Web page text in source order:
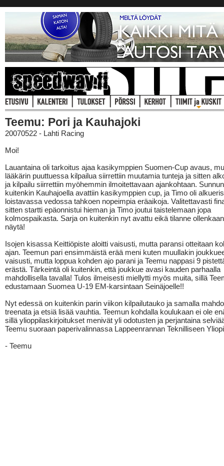
Teemu: Pori ja Kauhajoki
20070522 - Lahti Racing
Moi!
Lauantaina oli tarkoitus ajaa kasikymppien Suomen-Cup avaus,
lääkärin puuttuessa kilpailua siirrettiin muutamia tunteja ja sitten
ja kilpailu siirrettiin myöhemmin ilmoitettavaan ajankohtaan.
kuitenkin Kauhajoella avattiin kasikymppien cup, ja Timo oli
loistavassa vedossa tahkoen nopeimpia eräaikoja. Valitettavasti
sitten startti epäonnistui hieman ja Timo joutui taistelemaan jopa
kolmospaikasta. Sarja on kuitenkin nyt avattu eikä tilanne
näytä!
Isojen kisassa Keittiöpiste aloitti vaisusti, mutta paransi otteitaan
ajan. Teemun pari ensimmäistä erää meni kuten muullakin
vaisusti, mutta loppua kohden ajo parani ja Teemu nappasi 9
erästä. Tärkeintä oli kuitenkin, että joukkue avasi kauden parhaalla
mahdollisella tavalla! Tulos ilmeisesti miellytti myös muita, sillä
edustamaan Suomea U-19 EM-karsintaan Seinäjoelle!!
Nyt edessä on kuitenkin parin viikon kilpailutauko ja samalla
treenata ja etsiä lisää vauhtia. Teemun kohdalla koulukaan ei ole
sillä ylioppilaskirjoitukset menivät yli odotusten ja perjantaina
Teemu suoraan paperivalinnassa Lappeenrannan Teknilliseen
- Teemu